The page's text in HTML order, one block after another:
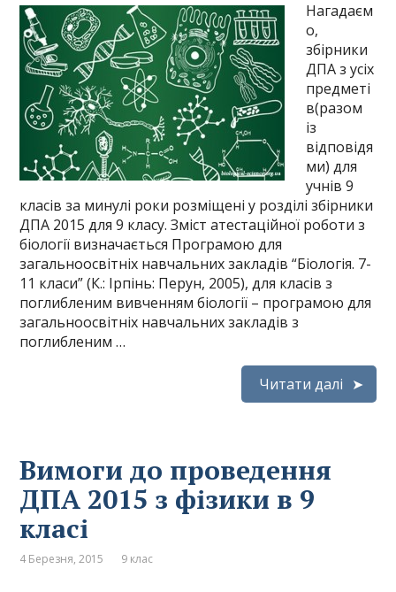
Нагадаєм
о,
збірники
ДПА з усіх
предметі
в(разом
із
відповідя
ми) для
учнів 9
класів за минулі роки розміщені у розділі збірники
ДПА 2015 для 9 класу. Зміст атестаційної роботи з
біології визначається Програмою для
загальноосвітніх навчальних закладів “Біологія. 7-
11 класи” (К.: Ірпінь: Перун, 2005), для класів з
поглибленим вивченням біології – програмою для
загальноосвітніх навчальних закладів з
поглибленим …
Читати далі
Вимоги до проведення
ДПА 2015 з фізики в 9
класі
4 Березня, 2015 9 клас